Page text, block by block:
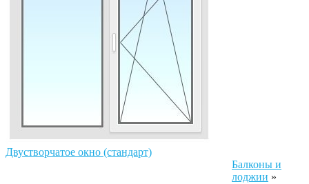
Двустворчатое окно (стандарт)
Балконы и
лоджии »